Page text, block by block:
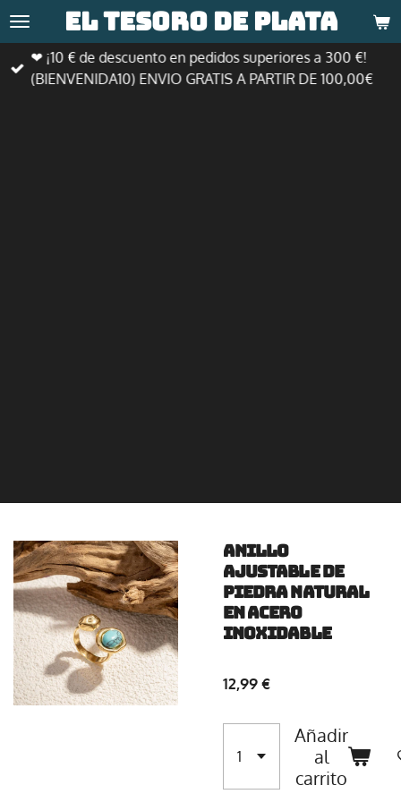
Ir
al
contenido
principal
El tesoro de plata
❤ ¡10 € de descuento en pedidos superiores a 300 €!
(BIENVENIDA10) ENVIO GRATIS A PARTIR DE 100,00€
Anillo
ajustable de
piedra natural
en acero
inoxidable
12,99 €
Añadir
al
carrito